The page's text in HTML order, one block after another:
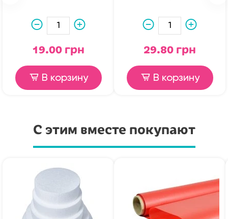
19.00 грн
В корзину
29.80 грн
В корзину
С этим вместе покупают